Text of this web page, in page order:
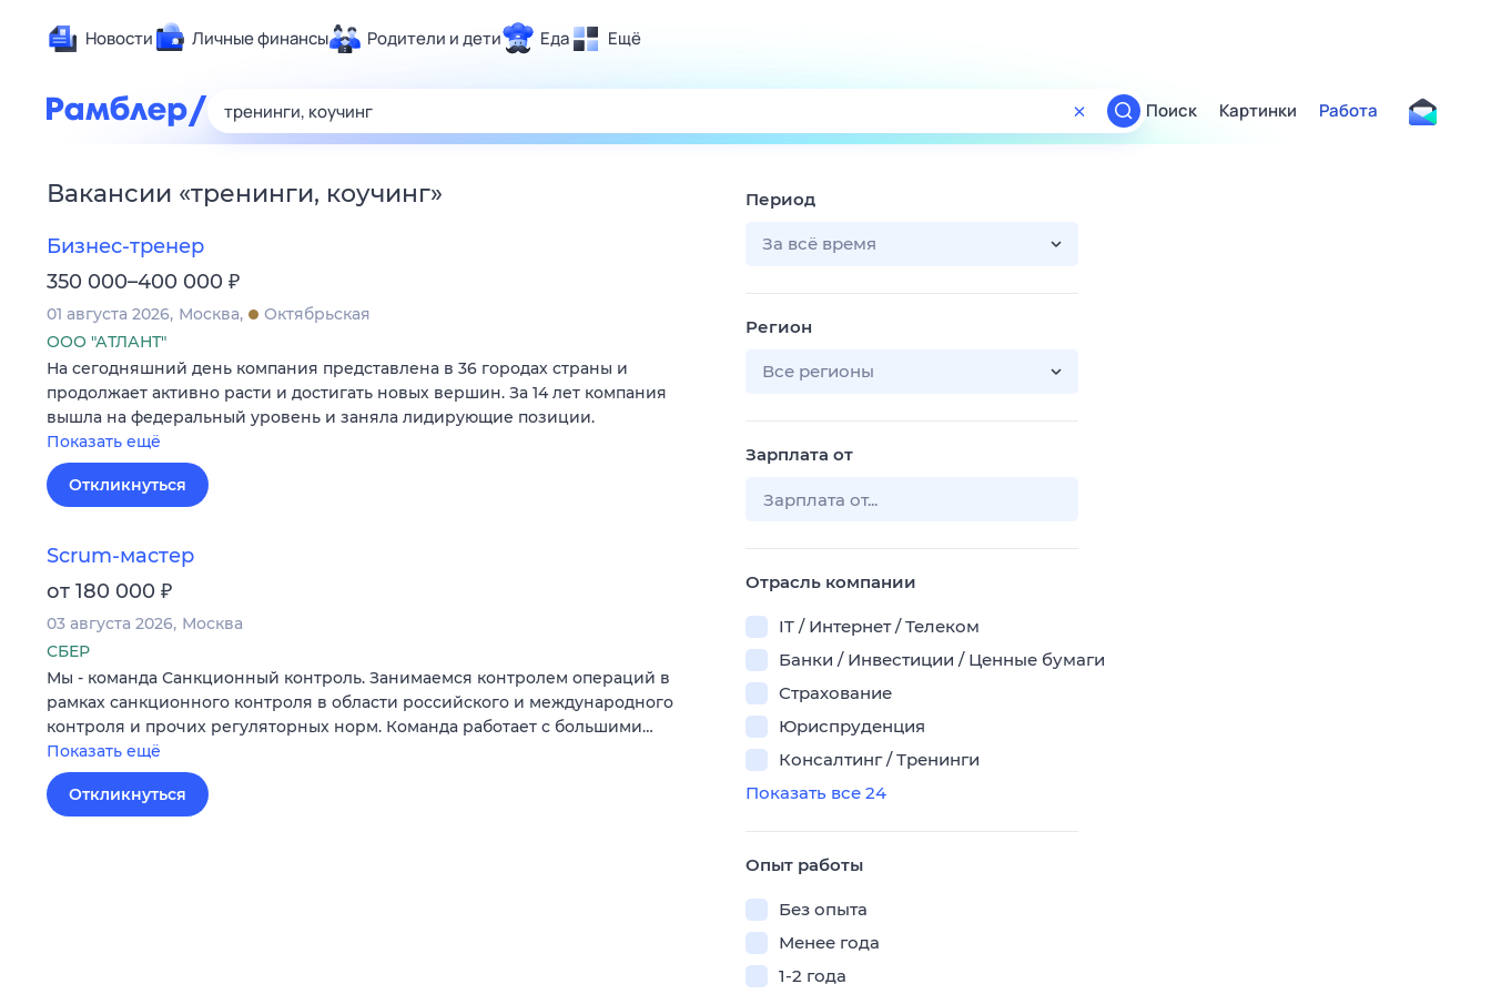
Новости Личные финансы Родители и дети Еда Ещё
Развлечения и отдых
Спорт
Сберегаем вместе
Гороскопы
Поиск
ТВ-программа
Поиск Картинки Работа
Вакансии «тренинги, коучинг»
Бизнес-тренер
350 000–400 000 ₽
01 августа 2026 Москва
Октябрьская
ООО "АТЛАНТ"
На сегодняшний день компания представлена в 36 городах страны и
продолжает активно расти и достигать новых вершин. За 14 лет компания
вышла на федеральный уровень и заняла лидирующие позиции.
Показать ещё
Откликнуться
Scrum-мастер
от 180 000 ₽
03 августа 2026 Москва
СБЕР
Мы - команда Санкционный контроль. Занимаемся контролем операций в
рамках санкционного контроля в области российского и международного
контроля и прочих регуляторных норм. Команда работает с большими…
Показать ещё
Откликнуться
Период
За всё время
Регион
Все регионы
Зарплата от
Отрасль компании
IT / Интернет / Телеком
Банки / Инвестиции / Ценные бумаги
Страхование
Юриспруденция
Консалтинг / Тренинги
Показать все 24
Опыт работы
Без опыта
Менее года
1-2 года